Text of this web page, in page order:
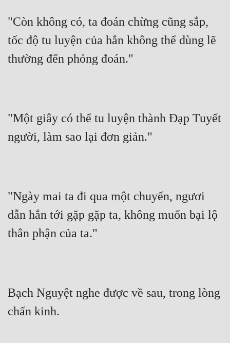
"Còn không có, ta đoán chừng cũng sắp,
tốc độ tu luyện của hắn không thể dùng lẽ
thường đến phỏng đoán."
"Một giây có thể tu luyện thành Đạp Tuyết
người, làm sao lại đơn giản."
"Ngày mai ta đi qua một chuyến, ngươi
dẫn hắn tới gặp gặp ta, không muốn bại lộ
thân phận của ta."
Bạch Nguyệt nghe được về sau, trong lòng
chấn kinh.